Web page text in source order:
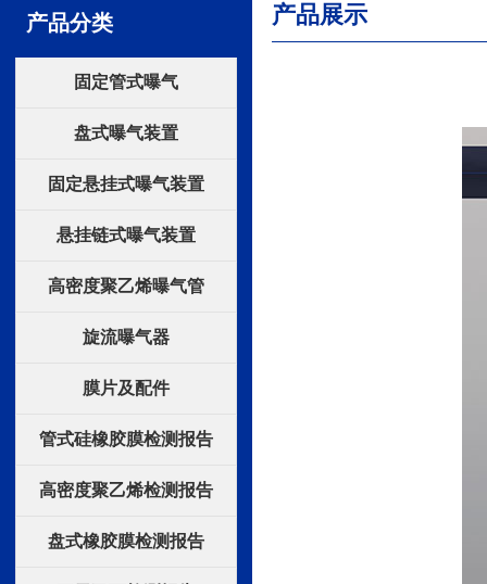
产品分类
固定管式曝气
盘式曝气装置
固定悬挂式曝气装置
悬挂链式曝气装置
高密度聚乙烯曝气管
旋流曝气器
膜片及配件
管式硅橡胶膜检测报告
高密度聚乙烯检测报告
盘式橡胶膜检测报告
产品展示